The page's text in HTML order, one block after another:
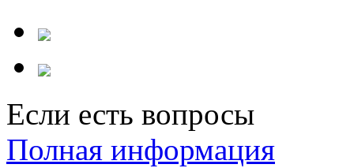
Если есть вопросы
Полная информация